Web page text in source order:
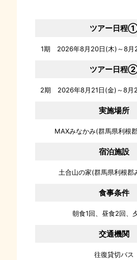
ツアー日程
1期 2026年8月20日(木)～8月
ツアー日程
2期 2026年8月21日(金)～8月
実施場所
MAXみなかみ(群馬県利根
宿泊施設
土合山の家(群馬県利根郡
食事条件
朝食1回、昼食2回、
交通機関
往復貸切バス